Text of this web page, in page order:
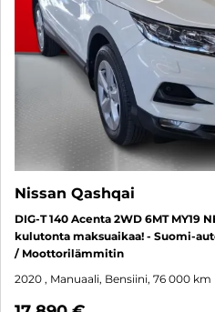
Nissan Qashqai
DIG-T 140 Acenta 2WD 6MT MY19
kulutonta maksuaikaa! - Suomi-
/ Moottorilämmitin
2020 , Manuaali, Bensiini, 76 000 km